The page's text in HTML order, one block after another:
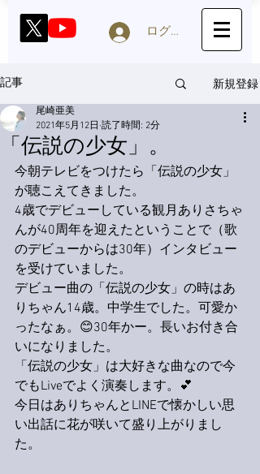
ログイン
記事 新規登録
「伝説の少女」。
尾崎亜美
2021年5月12日 読了時間: 2分
今朝テレビをつけたら「伝説の少女」
が聴こえてきました。
4歳でデビューしている観月ありさちゃ
んが40周年を迎えたということで（歌
のデビューからは30年）インタビュー
を受けていました。
デビュー曲の「伝説の少女」の時はあ
りちゃん14歳。中学生でした。可愛か
ったなぁ。😊30年かー。長いお付き合
いになりました。
「伝説の少女」は大好きな曲なので今
でもLiveでよく演奏します。💕
今日はありちゃんとLINEで懐かしい思
い出話に花が咲いて盛り上がりまし
た。